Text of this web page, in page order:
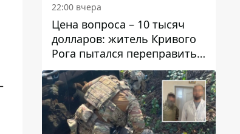
22:00 вчера
Цена вопроса – 10 тысяч
долларов: житель Кривого
Рога пытался переправить
мужчину в Словакию